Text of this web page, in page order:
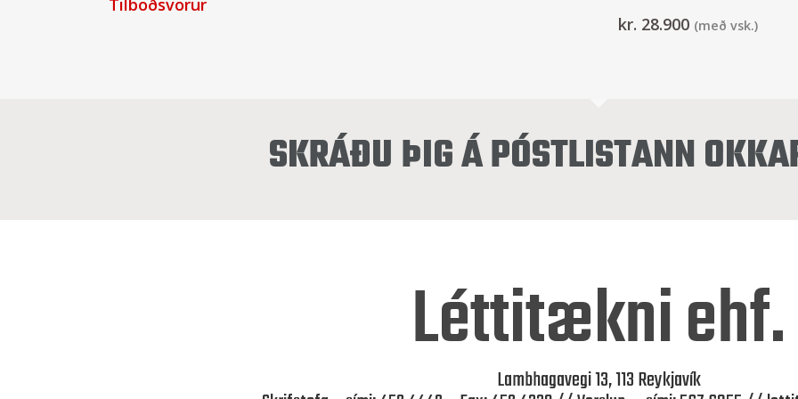
kr. 28.900 (með vsk.)
SKRÁÐU ÞIG Á PÓSTLISTANN
Léttitækni ehf.
Lambhagavegi 13, 113 Reykjavík